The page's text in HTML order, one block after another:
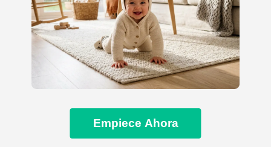
Empiece Ahora